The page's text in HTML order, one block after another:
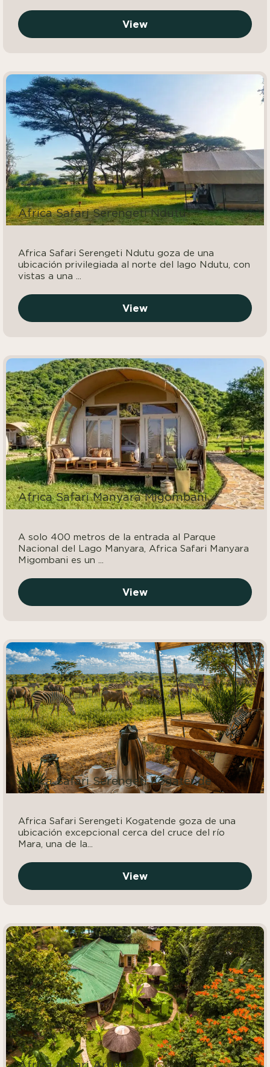
View
Africa Safari Serengeti Ndutu
Africa Safari Serengeti Ndutu goza de una
ubicación privilegiada al norte del lago Ndutu, con
vistas a una ...
View
Africa Safari Manyara Migombani
A solo 400 metros de la entrada al Parque
Nacional del Lago Manyara, Africa Safari Manyara
Migombani es un ...
View
Africa Safari Serengeti Kogatende
Africa Safari Serengeti Kogatende goza de una
ubicación excepcional cerca del cruce del río
Mara, una de la...
View